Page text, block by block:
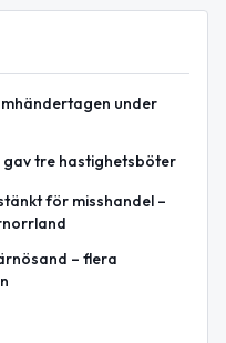
under
tre hastighetsböter
för misshandel –
– flera